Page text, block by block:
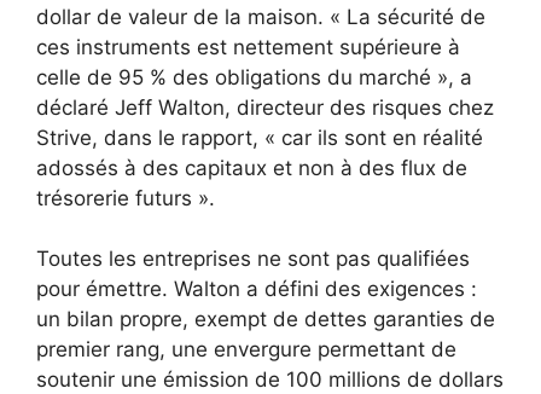
dollar de valeur de la maison. « La sécurité de
ces instruments est nettement supérieure à
celle de 95 % des obligations du marché », a
déclaré Jeff Walton, directeur des risques chez
Strive, dans le rapport, « car ils sont en réalité
adossés à des capitaux et non à des flux de
trésorerie futurs ».
Toutes les entreprises ne sont pas qualifiées
pour émettre. Walton a défini des exigences :
un bilan propre, exempt de dettes garanties de
premier rang, une envergure permettant de
soutenir une émission de 100 millions de dollars